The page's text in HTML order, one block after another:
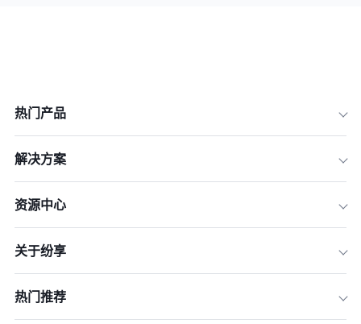
热门产品
解决方案
资源中心
关于纷享
热门推荐